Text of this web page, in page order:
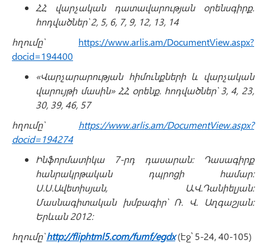
ՀՀ վարչական դատավարության օրենսգիրք.
հոդվածներ՝ 2, 5, 6, 7, 9, 12, 13, 14
հղումը՝ https://www.arlis.am/DocumentView.aspx?
docid=194400
«Վարչարարության հիմունքների և վարչական
վարույթի մասին» ՀՀ օրենք. հոդվածներ՝ 3, 4, 23,
30, 39, 46, 57
հղումը՝ https://www.arlis.am/DocumentView.aspx?
docid=194274
Ինֆորմատիկա 7-րդ դասարան։ Դասագիրք
հանրակրթական դպրոցի համար։
Ս.Ս.Ավետիսյան, Ա.Վ.Դանիելյան։
Մասնագիտական խմբագիր՝ Ռ. Վ. Աղգաշյան։
Երևան 2012։
հղումը՝http://fliphtml5.com/fumf/egdx(էջ՝ 5-24, 40-105)